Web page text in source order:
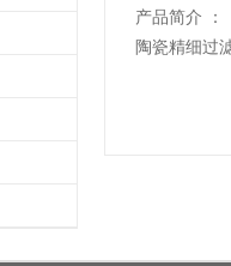
产品简介 ：
陶瓷精细过